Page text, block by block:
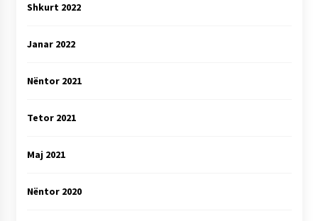
Shkurt 2022
Janar 2022
Nëntor 2021
Tetor 2021
Maj 2021
Nëntor 2020